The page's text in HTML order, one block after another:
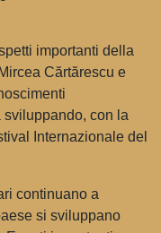
importanti della
Cărtărescu e
con la
Internazionale del
continuano a
si sviluppano